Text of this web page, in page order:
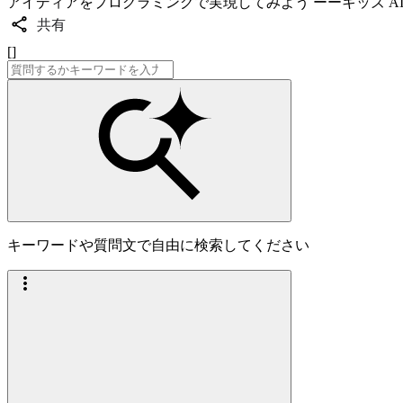
共有
[]
キーワードや質問文で自由に検索してください